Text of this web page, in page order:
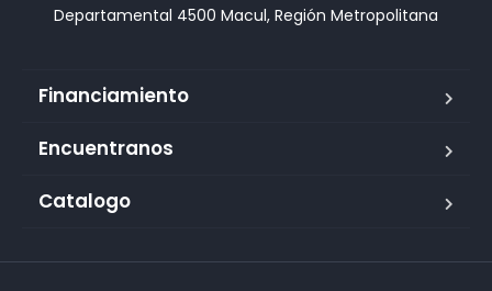
Financiamiento
Encuentranos
Catalogo